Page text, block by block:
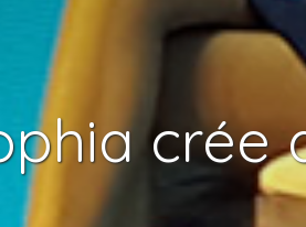
crée